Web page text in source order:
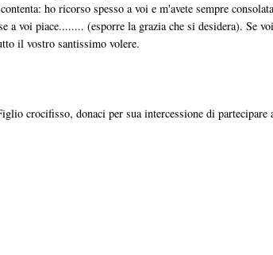
ho ricorso spesso a voi e m'avete sempre
voi piace........ (esporre la grazia che si desidera). Se
il vostro santissimo volere.
crocifisso, donaci per sua intercessione di